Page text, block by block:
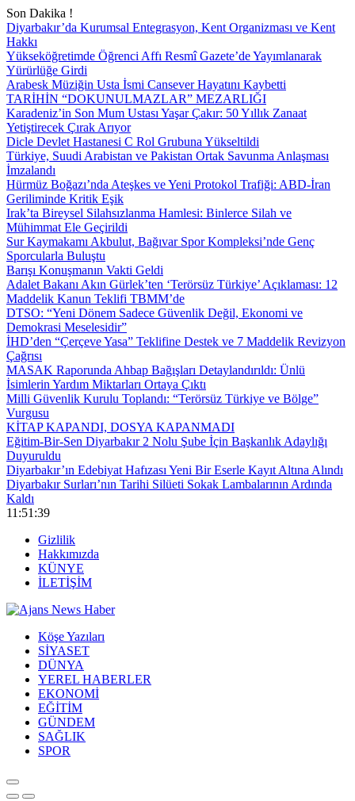
Son Dakika !
Diyarbakır’da Kurumsal Entegrasyon, Kent Organizması ve Kent
Hakkı
Yükseköğretimde Öğrenci Affı Resmî Gazete’de Yayımlanarak
Yürürlüğe Girdi
Arabesk Müziğin Usta İsmi Cansever Hayatını Kaybetti
TARİHİN “DOKUNULMAZLAR” MEZARLIĞI
Karadeniz’in Son Mum Ustası Yaşar Çakır: 50 Yıllık Zanaat
Yetiştirecek Çırak Arıyor
Dicle Devlet Hastanesi C Rol Grubuna Yükseltildi
Türkiye, Suudi Arabistan ve Pakistan Ortak Savunma Anlaşması
İmzalandı
Hürmüz Boğazı’nda Ateşkes ve Yeni Protokol Trafiği: ABD-İran
Geriliminde Kritik Eşik
Irak’ta Bireysel Silahsızlanma Hamlesi: Binlerce Silah ve
Mühimmat Ele Geçirildi
Sur Kaymakamı Akbulut, Bağıvar Spor Kompleksi’nde Genç
Sporcularla Buluştu
Barışı Konuşmanın Vakti Geldi
Adalet Bakanı Akın Gürlek’ten ‘Terörsüz Türkiye’ Açıklaması: 12
Maddelik Kanun Teklifi TBMM’de
DTSO: “Yeni Dönem Sadece Güvenlik Değil, Ekonomi ve
Demokrasi Meselesidir”
İHD’den “Çerçeve Yasa” Teklifine Destek ve 7 Maddelik Revizyon
Çağrısı
MASAK Raporunda Ahbap Bağışları Detaylandırıldı: Ünlü
İsimlerin Yardım Miktarları Ortaya Çıktı
Milli Güvenlik Kurulu Toplandı: “Terörsüz Türkiye ve Bölge”
Vurgusu
KİTAP KAPANDI, DOSYA KAPANMADI
Eğitim-Bir-Sen Diyarbakır 2 Nolu Şube İçin Başkanlık Adaylığı
Duyuruldu
Diyarbakır’ın Edebiyat Hafızası Yeni Bir Eserle Kayıt Altına Alındı
Diyarbakır Surları’nın Tarihi Silüeti Sokak Lambalarının Ardında
Kaldı
11:51:40
Gizlilik
Hakkımızda
KÜNYE
İLETİŞİM
Köşe Yazıları
SİYASET
DÜNYA
YEREL HABERLER
EKONOMİ
EĞİTİM
GÜNDEM
SAĞLIK
SPOR